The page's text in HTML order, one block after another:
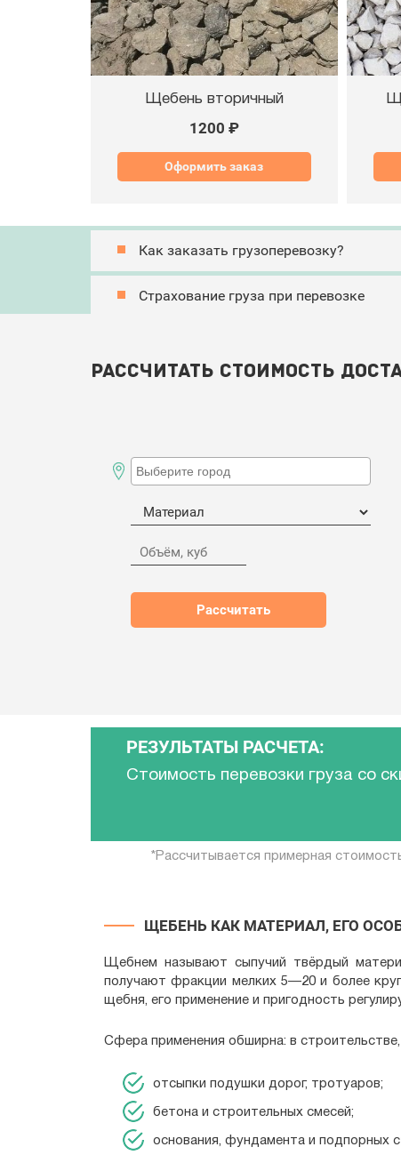
Щебень вторичный
1200 ₽
Оформить заказ
Как заказать грузоперевозку?
Страхование груза при перевозке
Рассчитать стоимость
РЕЗУЛЬТАТЫ РАСЧЕТА:
Стоимость перевозки груза со
*Рассчитывается примерная
ЩЕБЕНЬ КАК МАТЕРИАЛ, ЕГО
Щебнем называют сыпучий твёрдый
получают фракции мелких 5—20 и более
щебня, его применение и пригодность
Сфера применения обширна: в
отсыпки подушки дорог, тротуаров;
бетона и строительных смесей;
основания, фундамента и подпорных